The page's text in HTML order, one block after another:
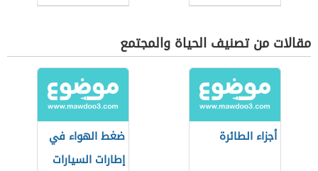
مقالات من تصنيف الحياة والمجتمع
أجزاء الطائرة
ضغط الهواء في
إطارات السيارات